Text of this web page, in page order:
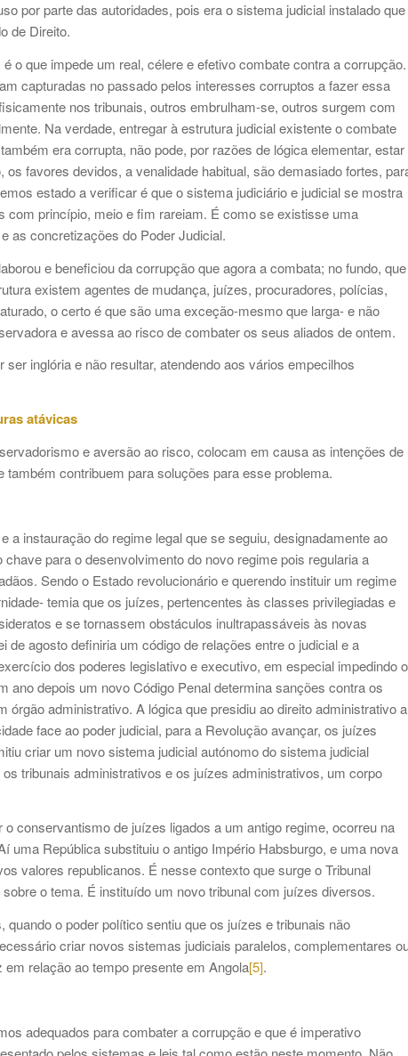
por parte das autoridades, pois era o sistema judicial instalado que
de Direito.
o que impede um real, célere e efetivo combate contra a corrupção.
capturadas no passado pelos interesses corruptos a fazer essa
nos tribunais, outros embrulham-se, outros surgem com
Na verdade, entregar à estrutura judicial existente o combate
era corrupta, não pode, por razões de lógica elementar, estar
favores devidos, a venalidade habitual, são demasiado fortes,
estado a verificar é que o sistema judiciário e judicial se mostra
princípio, meio e fim rareiam. É como se existisse uma
as concretizações do Poder Judicial.
e beneficiou da corrupção que agora a combata; no fundo, que
existem agentes de mudança, juízes, procuradores, polícias,
o certo é que são uma exceção-mesmo que larga- e não
e avessa ao risco de combater os seus aliados de ontem.
inglória e não resultar, atendendo aos vários empecilhos
atávicas
e aversão ao risco, colocam em causa as intenções de
contribuem para soluções para esse problema.
a instauração do regime legal que se seguiu, designadamente ao
para o desenvolvimento do novo regime pois regularia a
Sendo o Estado revolucionário e querendo instituir um regime
temia que os juízes, pertencentes às classes privilegiadas e
e se tornassem obstáculos inultrapassáveis às novas
agosto definiria um código de relações entre o judicial e a
dos poderes legislativo e executivo, em especial impedindo o
ano depois um novo Código Penal determina sanções contra os
administrativo. A lógica que presidiu ao direito administrativo a
face ao poder judicial, para a Revolução avançar, os juízes
criar um novo sistema judicial autónomo do sistema judicial
tribunais administrativos e os juízes administrativos, um corpo
conservantismo de juízes ligados a um antigo regime, ocorreu na
uma República substituiu o antigo Império Habsburgo, e uma nova
valores republicanos. É nesse contexto que surge o Tribunal
o tema. É instituído um novo tribunal com juízes diversos.
o poder político sentiu que os juízes e tribunais não
criar novos sistemas judiciais paralelos, complementares
relação ao tempo presente em Angola[5].
adequados para combater a corrupção e que é imperativo